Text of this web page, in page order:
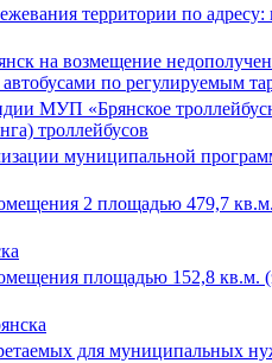
территории по
на возмещение
по регулируемым
МУП «Брянское
троллейбусов
муниципальной
2 площадью 479,7
площадью 152,8 кв.м.
для муниципальных